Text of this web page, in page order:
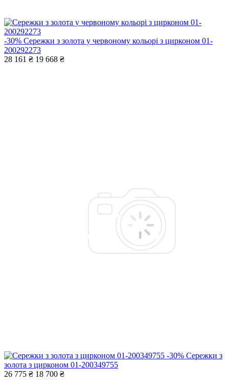
-30% Сережки з золота у червоному кольорі з цирконом 01-
200292273
28 161 ₴ 19 668 ₴
-30% Сережки з
золота з цирконом 01-200349755
26 775 ₴ 18 700 ₴